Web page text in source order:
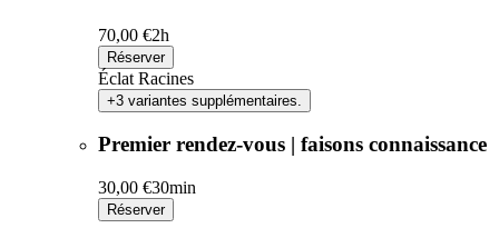
70,00 €2h
Réserver
Éclat Racines
+3 variantes supplémentaires.
Premier rendez-vous | faisons connaissance
30,00 €30min
Réserver